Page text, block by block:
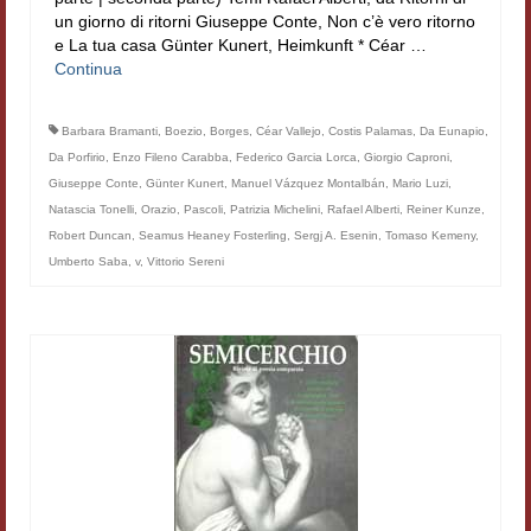
Materiali
Semicerchio
Presentazione
Numeri
Indice 1986-2008
Sezioni bibliografiche
Poesia inglese postcoloniale
Comitato scientifico
Norme etiche e redazionali
Dépliant e cedola acquisti
un giorno di ritorni Giuseppe Conte, Non c’è vero ritorno
e La tua casa Günter Kunert, Heimkunft * Céar …
Continua
Barbara Bramanti, Boezio, Borges, Céar Vallejo, Costis Palamas, Da Eunapio,
Da Porfirio, Enzo Fileno Carabba, Federico Garcia Lorca, Giorgio Caproni,
Giuseppe Conte, Günter Kunert, Manuel Vázquez Montalbán, Mario Luzi,
Natascia Tonelli, Orazio, Pascoli, Patrizia Michelini, Rafael Alberti, Reiner Kunze,
Robert Duncan, Seamus Heaney Fosterling, Sergj A. Esenin, Tomaso Kemeny,
Umberto Saba, v, Vittorio Sereni